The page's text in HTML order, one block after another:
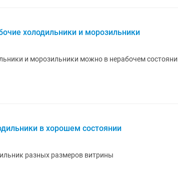
холодильники и морозильники
и морозильники можно в нерабочем
в хорошем состоянии
разных размеров витрины